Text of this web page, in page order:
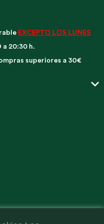
EXCEPTO LOS LUNES
a 20:30 h.
superiores a 30€
